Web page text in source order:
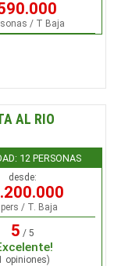
/ T Baja
AL RIO
12 PERSONAS
desde:
/ T. Baja
5 / 5
opiniones)